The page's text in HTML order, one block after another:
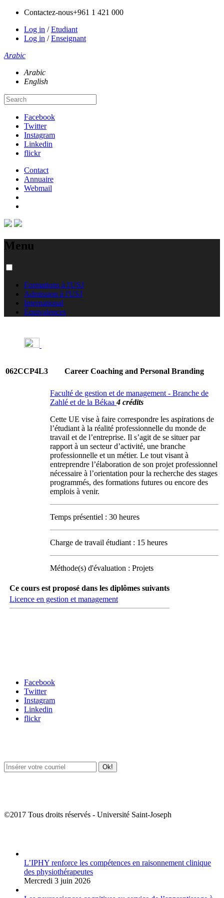
Contactez-nous+961 1 421 000
Log in /Etudiant
Log in /Enseignant
Arabic
Arabic
English
Facebook
Twitter
Instagram
Linkedin
flickr
Contact
Annuaire
Webmail
Menu
Formations à l'USJ
Admission à l'USJ
International
Équivalences
062CCP4L3 Career Coaching and Personal Branding
Faculté de gestion et de management - Branche de
Zahlé et de la Békaa4 crédits
Cette UE vise à faire correspondre les aspirations de
l’étudiant à la réalité professionnelle du monde de
travail et de l’entreprise. Il s’agit de se situer par
rapport à un secteur d’activité, une branche
professionnelle et un métier. Le tout visant à
entreprendre l’élaboration de son projet professionnel
nécessaire à l’orientation pour la recherche des stages
programmés, des formations futures ou encore des
emplois à venir.
Temps présentiel : 30 heures
Charge de travail étudiant : 15 heures
Méthode(s) d'évaluation : Projets
Ce cours est proposé dans les diplômes suivants
Licence en gestion et management
Facebook
Twitter
Instagram
Linkedin
flickr
©2017 Tous droits réservés - Université Saint-Joseph
L’IPHY renforce les compétences en raisonnement clinique
des physiothérapeutes
Mercredi 3 juin 2026